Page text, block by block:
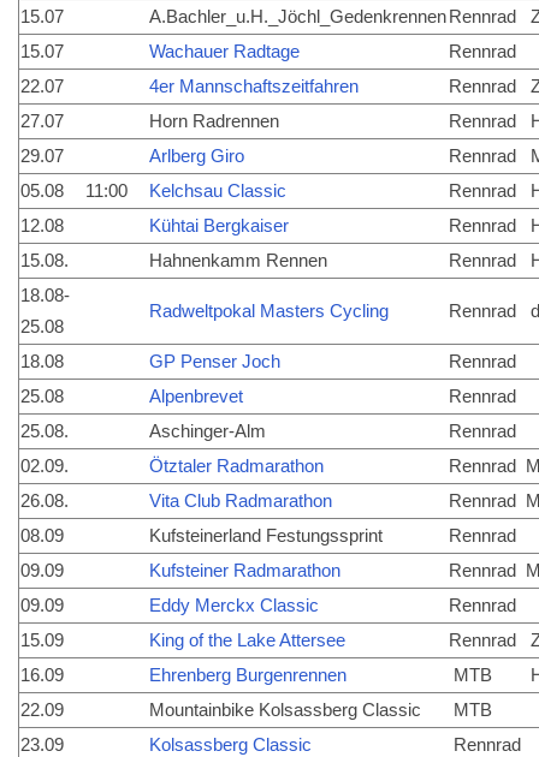
15.07
A.Bachler_u.H._Jöchl_Gedenkrennen Rennrad
15.07
Wachauer Radtage
Rennrad
22.07
4er Mannschaftszeitfahren Rennrad
27.07
Horn Radrennen Rennrad
29.07
Arlberg Giro Rennrad
05.08
11:00 Kelchsau Classic Rennrad
12.08
Kühtai Bergkaiser Rennrad
15.08.
Hahnenkamm Rennen Rennrad
18.08-
25.08
Radweltpokal Masters Cycling Rennrad
18.08 GP Penser Joch
Rennrad
25.08
Alpenbrevet
Rennrad
25.08.
Aschinger-Alm
Rennrad
02.09.
Ötztaler Radmarathon Rennrad
26.08.
Vita Club Radmarathon Rennrad
08.09
Kufsteinerland Festungssprint
Rennrad
09.09
Kufsteiner Radmarathon Rennrad
09.09
Eddy Merckx Classic
Rennrad
15.09
King of the Lake Attersee Rennrad
16.09
Ehrenberg Burgenrennen MTB
22.09
Mountainbike Kolsassberg Classic
MTB
23.09
Kolsassberg Classic Rennrad